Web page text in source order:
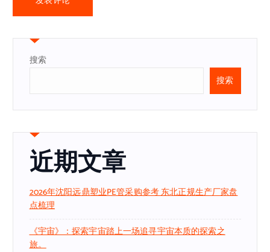
搜索
搜索
近期文章
2026年沈阳远鼎塑业PE管采购参考 东北正规生产厂家盘
点梳理
《宇宙》：探索宇宙踏上一场追寻宇宙本质的探索之
旅。